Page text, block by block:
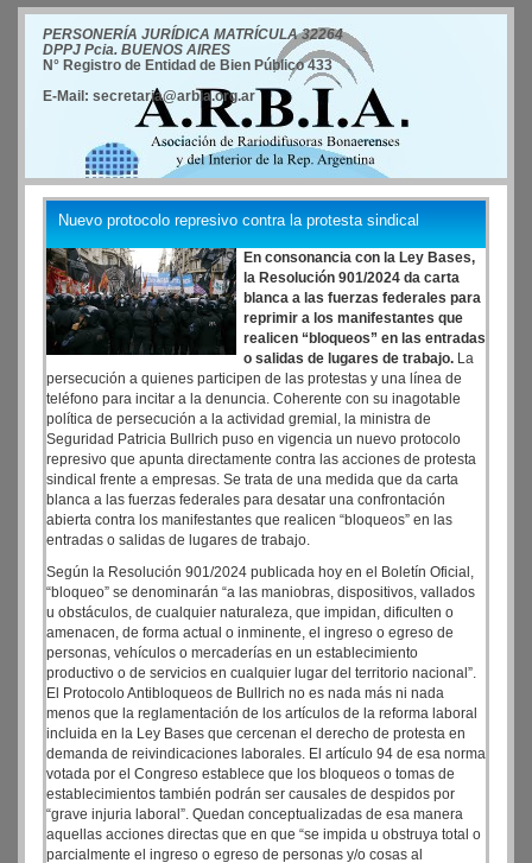
PERSONERÍA JURÍDICA MATRÍCULA 32264
DPPJ Pcia. BUENOS AIRES
N° Registro de Entidad de Bien Público 433
E-Mail: secretaria@arbia.org.ar
Nuevo protocolo represivo contra la protesta sindical
En consonancia con la Ley Bases,
la Resolución 901/2024 da carta
blanca a las fuerzas federales para
reprimir a los manifestantes que
realicen “bloqueos” en las entradas
o salidas de lugares de trabajo. La
persecución a quienes participen de las protestas y una línea de
teléfono para incitar a la denuncia. Coherente con su inagotable
política de persecución a la actividad gremial, la ministra de
Seguridad Patricia Bullrich puso en vigencia un nuevo protocolo
represivo que apunta directamente contra las acciones de protesta
sindical frente a empresas. Se trata de una medida que da carta
blanca a las fuerzas federales para desatar una confrontación
abierta contra los manifestantes que realicen “bloqueos” en las
entradas o salidas de lugares de trabajo.
Según la Resolución 901/2024 publicada hoy en el Boletín Oficial,
“bloqueo” se denominarán “a las maniobras, dispositivos, vallados
u obstáculos, de cualquier naturaleza, que impidan, dificulten o
amenacen, de forma actual o inminente, el ingreso o egreso de
personas, vehículos o mercaderías en un establecimiento
productivo o de servicios en cualquier lugar del territorio nacional”.
El Protocolo Antibloqueos de Bullrich no es nada más ni nada
menos que la reglamentación de los artículos de la reforma laboral
incluida en la Ley Bases que cercenan el derecho de protesta en
demanda de reivindicaciones laborales. El artículo 94 de esa norma
votada por el Congreso establece que los bloqueos o tomas de
establecimientos también podrán ser causales de despidos por
“grave injuria laboral”. Quedan conceptualizadas de esa manera
aquellas acciones directas que en que “se impida u obstruya total o
parcialmente el ingreso o egreso de personas y/o cosas al